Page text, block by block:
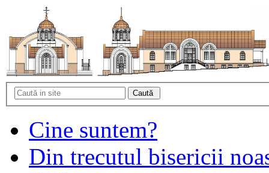
Cine suntem?
Din trecutul bisericii